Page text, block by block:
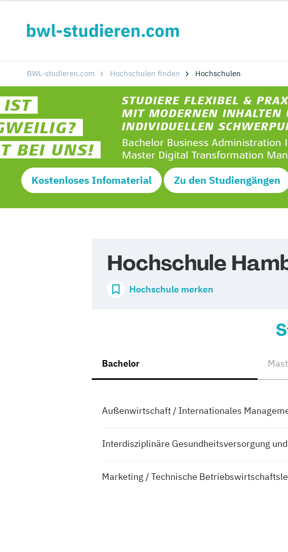
BWL-studieren.com Hochschulen finden Hochschulen
Kostenloses Infomaterial Zu den Studiengängen
Hochschule
Hochschule merken
Bachelor
Außenwirtschaft / Internationales
Interdisziplinäre Gesundheitsversorgung
Marketing / Technische